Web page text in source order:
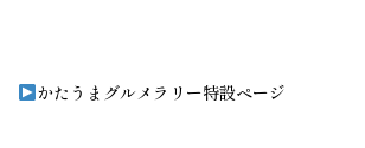
かたうまグルメラリー特設ページ